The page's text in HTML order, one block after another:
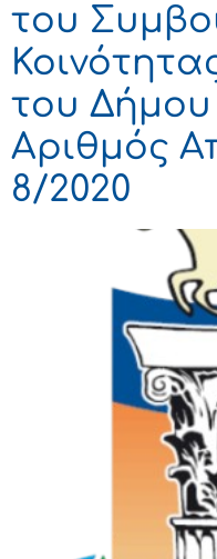
του
του Δήμου
Αριθμός
8/2020